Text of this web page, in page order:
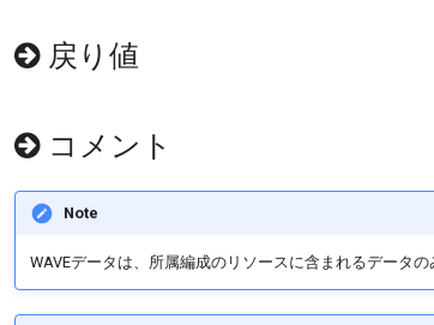
戻り値
コメント
Note
WAVEデータは、所属編成のリソースに含まれるデータの